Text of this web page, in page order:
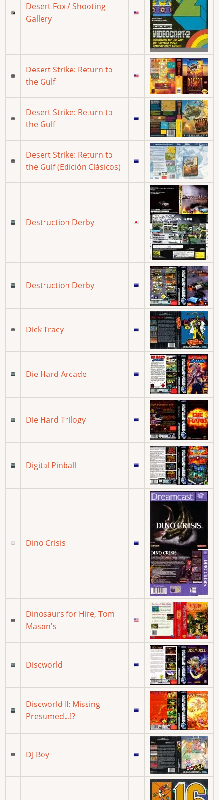
Desert Fox / Shooting
Gallery
Desert Strike: Return to
the Gulf
Desert Strike: Return to
the Gulf
Desert Strike: Return to
the Gulf (Edición Clásicos)
Destruction Derby
Destruction Derby
Dick Tracy
Die Hard Arcade
Die Hard Trilogy
Digital Pinball
Dino Crisis
Dinosaurs for Hire, Tom
Mason's
Discworld
Discworld II: Missing
Presumed...!?
DJ Boy